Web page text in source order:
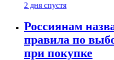
2 дня спустя
Россиянам
правила по
при покупке